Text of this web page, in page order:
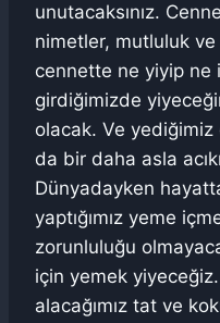
unutacaksınız.
nimetler, mutluluk ve
cennette ne yiyip ne
girdiğimizde
olacak. Ve
da bir daha asla
Dünyadayken
yaptığımız yeme
zorunluluğu
için yemek
alacağımız tat ve